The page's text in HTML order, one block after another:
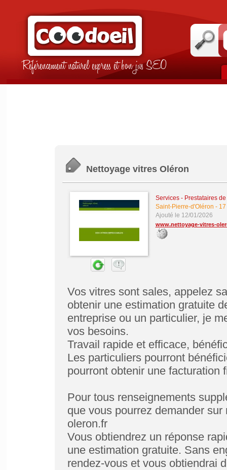
Référencement naturel express et bon jus SEO
Nettoyage vitres Oléron
Services - Prestataires
Saint-Pierre-d'Oléron -
Ajouté le 12/01/2026
www.nettoyage-vitres-
Vos vitres sont sales, appelez
obtenir une estimation gratuite
entreprise ou un particulier, je
vos besoins.
Travail rapide et efficace,
Les particuliers pourront
pourront obtenir une facturation
Pour tous renseignements
que vous pourrez demander
oleron.fr
Vous obtiendrez un réponse
une estimation gratuite. Sans
rendez-vous et vous obtiendrai